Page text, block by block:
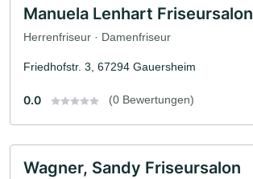
Manuela Lenhart Friseursalon
Herrenfriseur · Damenfriseur
Friedhofstr. 3, 67294 Gauersheim
0.0 (0 Bewertungen)
Wagner, Sandy Friseursalon